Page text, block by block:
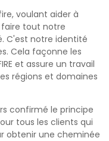
voulant aider à
faire tout notre
C'est notre identité
Cela façonne les
et assure un travail
régions et domaines
confirmé le principe
tous les clients qui
obtenir une cheminée